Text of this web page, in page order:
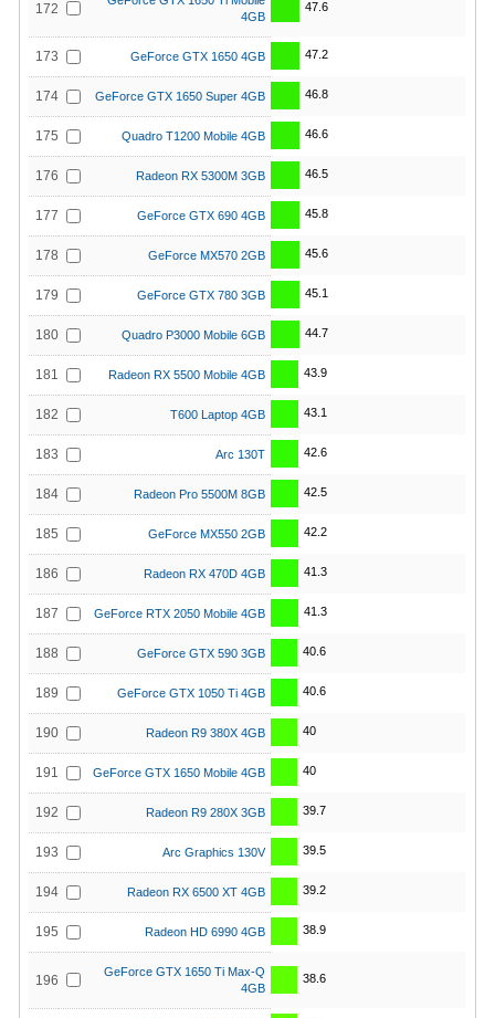
172
4GB
47.6
173 GeForce GTX 1650 4GB 47.2
174 GeForce GTX 1650 Super 4GB 46.8
175 Quadro T1200 Mobile 4GB 46.6
176 Radeon RX 5300M 3GB 46.5
177 GeForce GTX 690 4GB 45.8
178 GeForce MX570 2GB 45.6
179 GeForce GTX 780 3GB 45.1
180 Quadro P3000 Mobile 6GB 44.7
181 Radeon RX 5500 Mobile 4GB 43.9
182 T600 Laptop 4GB 43.1
183 Arc 130T 42.6
184 Radeon Pro 5500M 8GB 42.5
185 GeForce MX550 2GB 42.2
186 Radeon RX 470D 4GB 41.3
187 GeForce RTX 2050 Mobile 4GB 41.3
188 GeForce GTX 590 3GB 40.6
189 GeForce GTX 1050 Ti 4GB 40.6
190 Radeon R9 380X 4GB 40
191 GeForce GTX 1650 Mobile 4GB 40
192 Radeon R9 280X 3GB 39.7
193 Arc Graphics 130V 39.5
194 Radeon RX 6500 XT 4GB 39.2
195 Radeon HD 6990 4GB 38.9
196
GeForce GTX 1650 Ti Max-Q
4GB
38.6